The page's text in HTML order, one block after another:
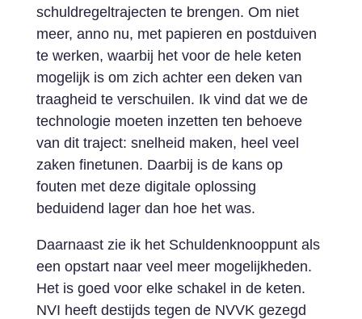
schuldregeltrajecten te brengen. Om niet
meer, anno nu, met papieren en postduiven
te werken, waarbij het voor de hele keten
mogelijk is om zich achter een deken van
traagheid te verschuilen. Ik vind dat we de
technologie moeten inzetten ten behoeve
van dit traject: snelheid maken, heel veel
zaken finetunen. Daarbij is de kans op
fouten met deze digitale oplossing
beduidend lager dan hoe het was.
Daarnaast zie ik het Schuldenknooppunt als
een opstart naar veel meer mogelijkheden.
Het is goed voor elke schakel in de keten.
NVI heeft destijds tegen de NVVK gezegd